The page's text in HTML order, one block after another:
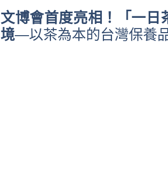
文博會首度亮相！ 「 一日
境—以茶為本的台灣保養